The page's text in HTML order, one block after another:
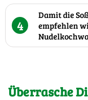
4
Damit die
empfehlen
Überrasche